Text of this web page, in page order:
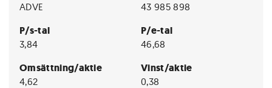
ADVE 43 985 898
P/s-tal
3,84
P/e-tal
46,68
Omsättning/aktie
4,62
Vinst/aktie
0,38